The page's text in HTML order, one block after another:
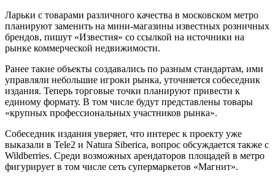
Ларьки с товарами различного качества в московском метро
планируют заменить на мини-магазины известных розничных
брендов, пишут «Известия» со ссылкой на источники на
рынке коммерческой недвижимости.
Ранее такие объекты создавались по разным стандартам, ими
управляли небольшие игроки рынка, уточняется собеседник
издания. Теперь торговые точки планируют привести к
единому формату. В том числе будут представлены товары
«крупных профессиональных участников рынка».
Собеседник издания уверяет, что интерес к проекту уже
выказали в Tele2 и Natura Siberica, вопрос обсуждается также с
Wildberries. Среди возможных арендаторов площадей в метро
фигурирует в том числе сеть супермаркетов «Магнит».